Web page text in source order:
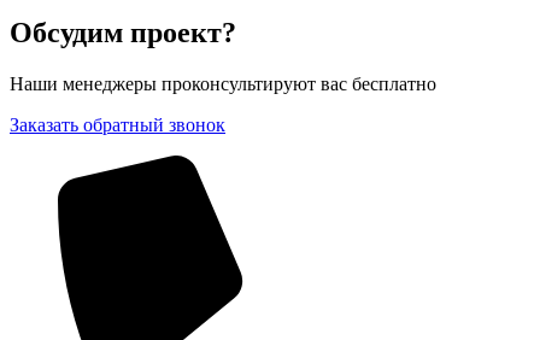
Обсудим проект?
Наши менеджеры проконсультируют вас бесплатно
Заказать обратный звонок